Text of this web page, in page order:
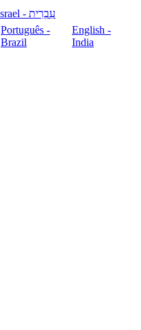
עִבְרִית - Israel
Português -
Brazil
English -
India